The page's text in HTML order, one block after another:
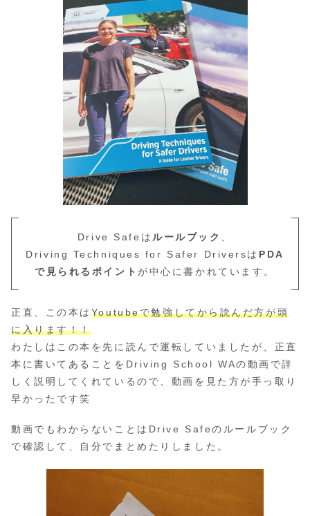
Drive Safeは ルールブック
Driving Techniques for Safer Driversは PDA
で見られるポイント が中心に書かれています。
正直、この本は Youtubeで勉強してから読んだ方が頭
に入ります！！
わたしはこの本を先に読んで運転していましたが、正直
本に書いてあることをDriving School WAの動画で詳
しく説明してくれているので、動画を見た方が手っ取り
早かったです笑
動画でもわからないことはDrive Safeのルールブック
で確認して、自分でまとめたりしました。